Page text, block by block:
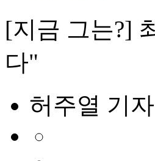
[지금 그는?]
다"
허주열 기자